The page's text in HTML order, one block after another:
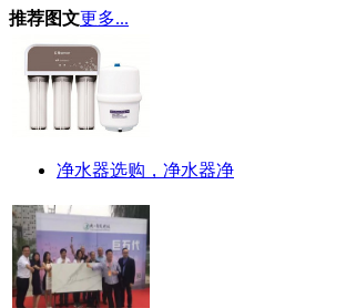
推荐图文更多...
净水器选购，净水器净